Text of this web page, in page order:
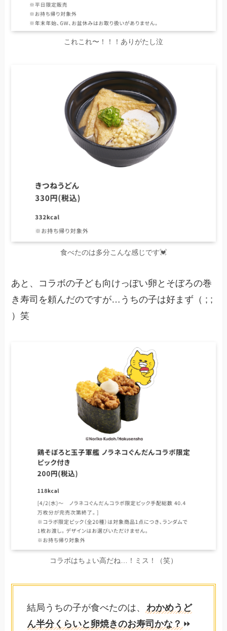
これこれ〜！！！ありがたし泣
食べたのは多分こんな感じです💓
あと、コラボの子ども向けっぽい卵とそぼろの巻
き寿司を頼んだのですが…うちの子は好まず（ ; ;
）笑
コラボはちょい高だね…！ミス！（笑）
結局うちの子が食べたのは、 わかめうど
ん半分くらいと卵焼きのお寿司かな？ ⏩